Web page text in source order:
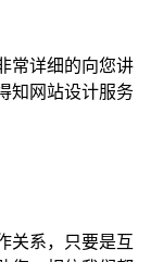
常详细的向您讲
知网站设计服务
关系，只要是互